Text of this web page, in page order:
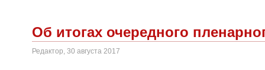
Об итогах очередного
Редактор, 30 августа 2017